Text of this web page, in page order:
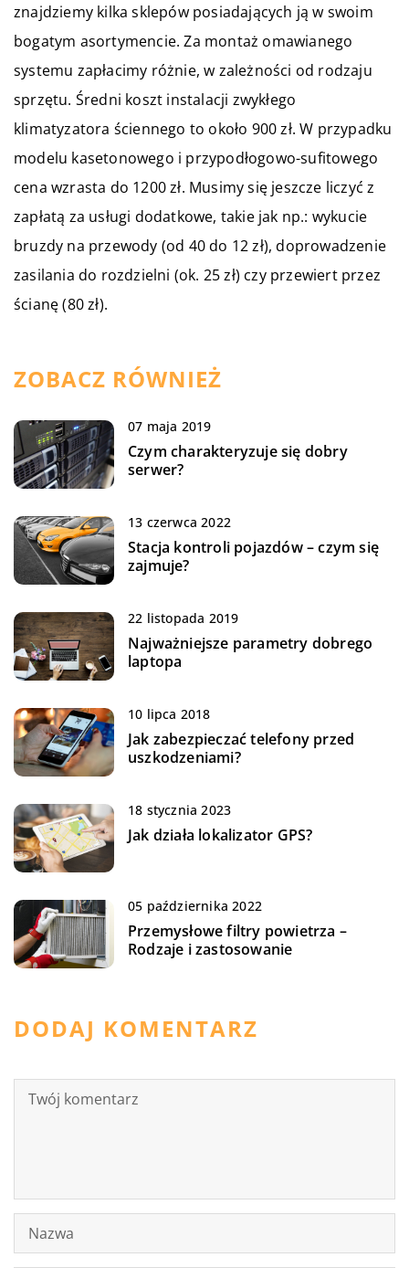
znajdziemy kilka sklepów posiadających ją w swoim
bogatym asortymencie. Za montaż omawianego
systemu zapłacimy różnie, w zależności od rodzaju
sprzętu. Średni koszt instalacji zwykłego
klimatyzatora ściennego to około 900 zł. W przypadku
modelu kasetonowego i przypodłogowo-sufitowego
cena wzrasta do 1200 zł. Musimy się jeszcze liczyć z
zapłatą za usługi dodatkowe, takie jak np.: wykucie
bruzdy na przewody (od 40 do 12 zł), doprowadzenie
zasilania do rozdzielni (ok. 25 zł) czy przewiert przez
ścianę (80 zł).
ZOBACZ RÓWNIEŻ
07 maja 2019
Czym charakteryzuje się dobry
serwer?
13 czerwca 2022
Stacja kontroli pojazdów – czym się
zajmuje?
22 listopada 2019
Najważniejsze parametry dobrego
laptopa
10 lipca 2018
Jak zabezpieczać telefony przed
uszkodzeniami?
18 stycznia 2023
Jak działa lokalizator GPS?
05 października 2022
Przemysłowe filtry powietrza –
Rodzaje i zastosowanie
DODAJ KOMENTARZ